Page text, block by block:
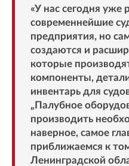
«У нас сегодня уже
современнейшие
предприятия, но
создаются и
которые
компоненты,
инвентарь для
„Палубное
производить
наверное, самое
приближаемся к
Ленинградской